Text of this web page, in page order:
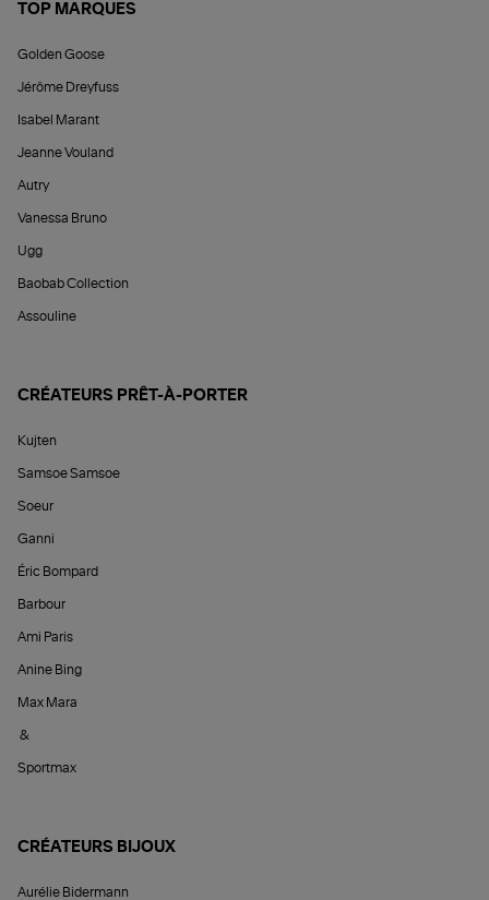
TOP MARQUES
Golden Goose
Jérôme Dreyfuss
Isabel Marant
Jeanne Vouland
Autry
Vanessa Bruno
Ugg
Baobab Collection
Assouline
CRÉATEURS PRÊT-À-PORTER
Kujten
Samsoe Samsoe
Soeur
Ganni
Éric Bompard
Barbour
Ami Paris
Anine Bing
Max Mara
&
Sportmax
CRÉATEURS BIJOUX
Aurélie Bidermann